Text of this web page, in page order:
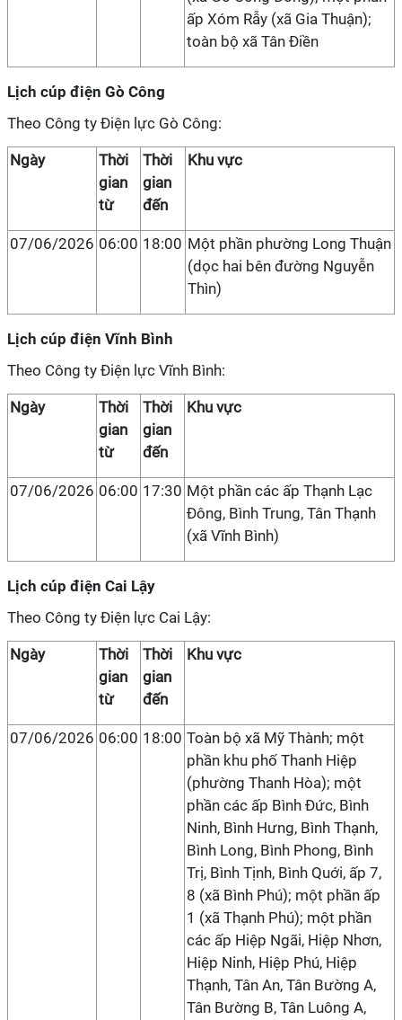
ấp Xóm Rẫy (xã Gia Thuận);
toàn bộ xã Tân Điền
Lịch cúp điện Gò Công
Theo Công ty Điện lực Gò Công:
Ngày
Thời
gian
từ
Thời
gian
đến
Khu vực
07/06/2026 06:00 18:00 Một phần phường Long Thuận
(dọc hai bên đường Nguyễn
Thìn)
Lịch cúp điện Vĩnh Bình
Theo Công ty Điện lực Vĩnh Bình:
Ngày
Thời
gian
từ
Thời
gian
đến
Khu vực
07/06/2026 06:00 17:30 Một phần các ấp Thạnh Lạc
Đông, Bình Trung, Tân Thạnh
(xã Vĩnh Bình)
Lịch cúp điện Cai Lậy
Theo Công ty Điện lực Cai Lậy:
Ngày
Thời
gian
từ
Thời
gian
đến
Khu vực
07/06/2026 06:00 18:00 Toàn bộ xã Mỹ Thành; một
phần khu phố Thanh Hiệp
(phường Thanh Hòa); một
phần các ấp Bình Đức, Bình
Ninh, Bình Hưng, Bình Thạnh,
Bình Long, Bình Phong, Bình
Trị, Bình Tịnh, Bình Quới, ấp 7,
8 (xã Bình Phú); một phần ấp
1 (xã Thạnh Phú); một phần
các ấp Hiệp Ngãi, Hiệp Nhơn,
Hiệp Ninh, Hiệp Phú, Hiệp
Thạnh, Tân An, Tân Bường A,
Tân Bường B, Tân Luông A,